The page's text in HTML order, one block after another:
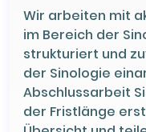
Wir arbeiten mit
im Bereich der
strukturiert und
der Sinologie
Abschlussarbeit
der Fristlänge